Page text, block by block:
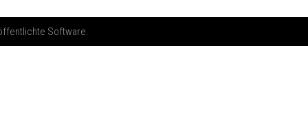
Software.